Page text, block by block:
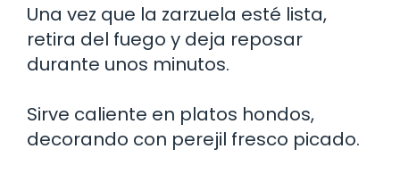
Una vez que la zarzuela esté lista,
retira del fuego y deja reposar
durante unos minutos.
Sirve caliente en platos hondos,
decorando con perejil fresco picado.